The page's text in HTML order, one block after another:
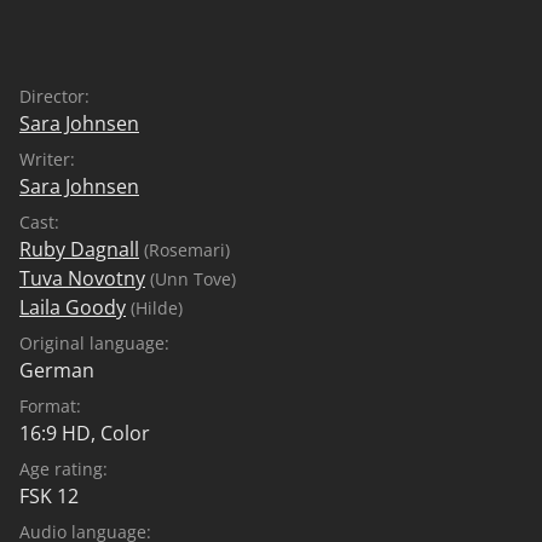
Director:
Sara Johnsen
Writer:
Sara Johnsen
Cast:
Ruby Dagnall (Rosemari)
Tuva Novotny (Unn Tove)
Laila Goody (Hilde)
Original language:
German
Format:
16:9 HD, Color
Age rating:
FSK 12
Audio language: